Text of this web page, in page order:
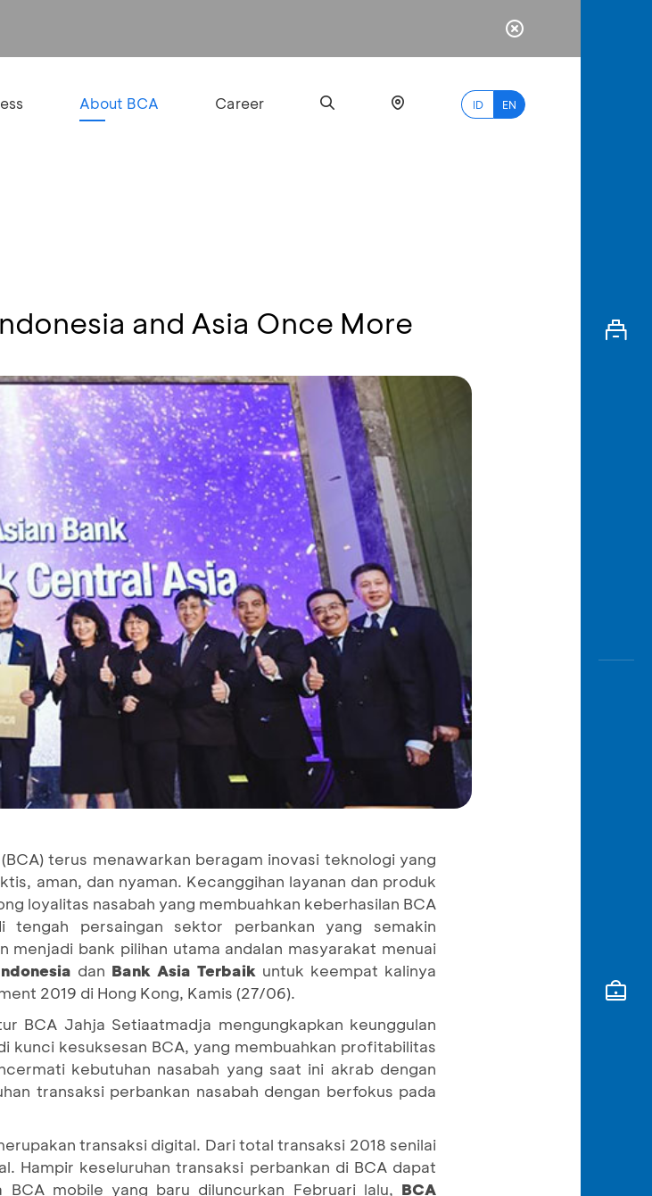
About BCA Career ID EN
myBCA
and Asia Once More
terus menawarkan beragam inovasi teknologi yang
aman, dan nyaman. Kecanggihan layanan dan produk
loyalitas nasabah yang membuahkan keberhasilan BCA
persaingan sektor perbankan yang semakin
bank pilihan utama andalan masyarakat menuai
dan Bank Asia Terbaik untuk keempat kalinya
2019 di Hong Kong, Kamis (27/06).
BCA Jahja Setiaatmadja mengungkapkan keunggulan
kesuksesan BCA, yang membuahkan profitabilitas
kebutuhan nasabah yang saat ini akrab dengan
transaksi perbankan nasabah dengan berfokus pada
transaksi digital. Dari total transaksi 2018 senilai
Hampir keseluruhan transaksi perbankan di BCA dapat
mobile yang baru diluncurkan Februari lalu, BCA